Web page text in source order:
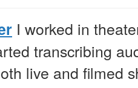
I worked in
transcribing
live and filmed